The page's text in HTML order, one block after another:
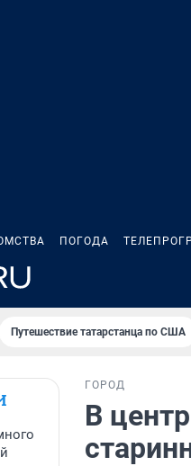
ПОГОДА
Путешествие татарстанца по США
ГОРОД
В